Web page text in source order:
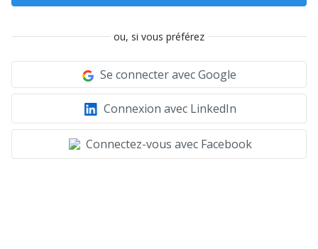
ou, si vous préférez
Se connecter avec Google
Connexion avec LinkedIn
Connectez-vous avec Facebook